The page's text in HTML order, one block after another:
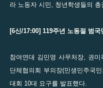
라 노동자 시민, 청년학생들의 총
[6신/17:00] 119주년 노동절 범
참여연대 김민영 사무처장, 권
단체협의회 부의장(민생민주국
대회 10대 요구를 발표했다.